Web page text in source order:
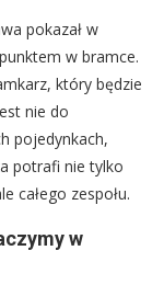
pokazał w
w bramce.
który będzie
nie do
pojedynkach,
potrafi nie tylko
całego zespołu.
w